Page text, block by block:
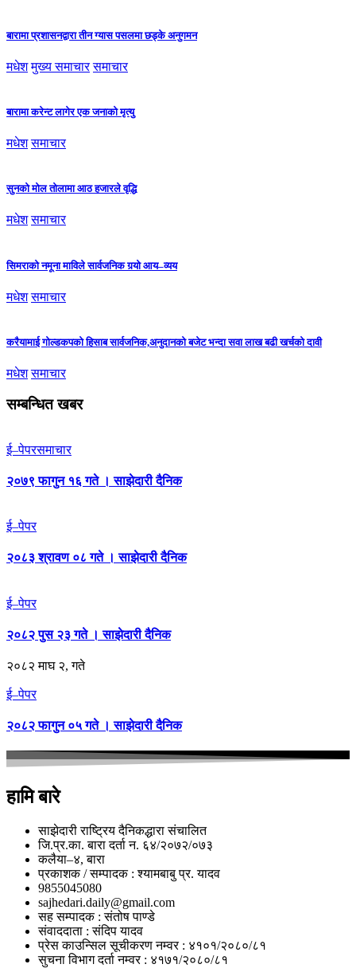
बारामा प्रशासनद्वारा तीन ग्यास पसलमा छड्के अनुगमन
मधेश मुख्य समाचार समाचार
बारामा करेन्ट लागेर एक जनाको मृत्यु
मधेश समाचार
सुनको मोल तोलामा आठ हजारले वृद्धि
मधेश समाचार
सिमराको नमूना माविले सार्वजनिक गर्‍यो आय–व्यय
मधेश समाचार
करैयामाई गोल्डकपको हिसाब सार्वजनिक,अनुदानको बजेट भन्दा सवा लाख बढी खर्चको दावी
मधेश समाचार
सम्बन्धित खबर
ई–पेपरसमाचार
२०७९ फागुन १६ गते । साझेदारी दैनिक
ई–पेपर
२०८३ श्रावण ०८ गते । साझेदारी दैनिक
ई–पेपर
२०८२ पुस २३ गते । साझेदारी दैनिक
२०८२ माघ २, गते
ई–पेपर
२०८२ फागुन ०५ गते । साझेदारी दैनिक
हामि बारे
साझेदारी राष्ट्रिय दैनिकद्धारा संचालित
जि.प्र.का. बारा दर्ता न. ६४/२०७२/०७३
कलैया–४, बारा
प्रकाशक / सम्पादक : श्यामबाबु प्र. यादव
9855045080
sajhedari.daily@gmail.com
सह सम्पादक : संतोष पाण्डे
संवाददाता : संदिप यादव
प्रेस काउन्सिल सूचीकरण नम्वर : ४१०१/२०८०/८१
सुचना विभाग दर्ता नम्वर : ४१७१/२०८०/८१